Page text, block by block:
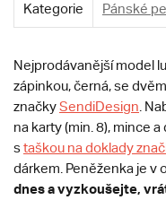
Kategorie Pánské
Nejprodávanější model
zápinkou, černá, se
značkySendiDesign .
na karty (min. 8), mince
staškou na doklady
dárkem. Peněženka je v
dnes a vyzkoušejte,